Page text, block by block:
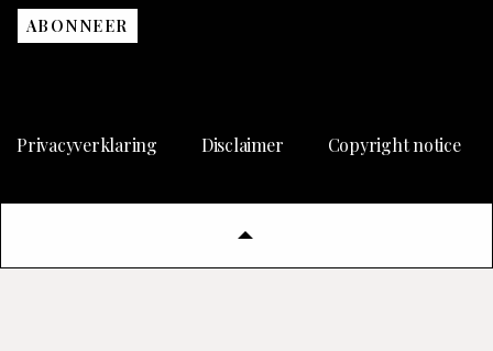
ABONNEER
Privacyverklaring Disclaimer Copyright notice